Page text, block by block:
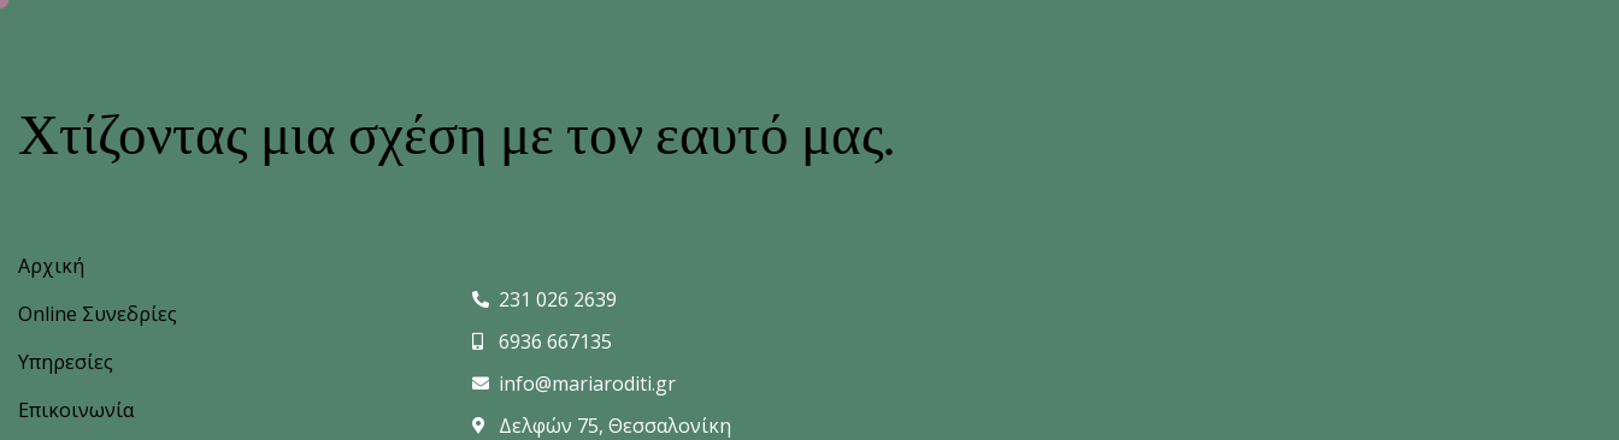
Χτίζοντας μια σχέση με τον εαυτό μας.
Αρχική
Online Συνεδρίες
Υπηρεσίες
Επικοινωνία
231 026 2639
6936 667135
info@mariaroditi.gr
Δελφών 75, Θεσσαλονίκη